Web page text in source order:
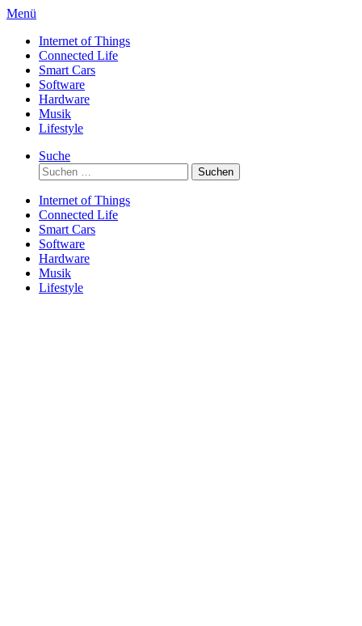
Direkt
Inhalt
Menü
Internet of Things
Connected Life
Smart Cars
Software
Hardware
Musik
Lifestyle
Suche
Suchen
nach:
Internet of Things
Connected Life
Smart Cars
Software
Hardware
Musik
Lifestyle